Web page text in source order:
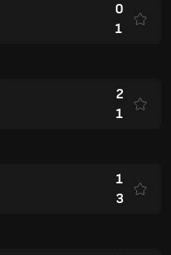
0
1
2
1
1
3